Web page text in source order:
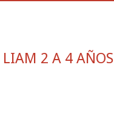
LIAM 2 A 4 AÑOS